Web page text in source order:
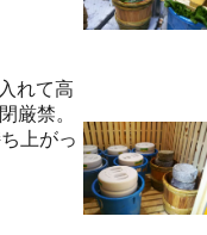
れて高
厳禁。
上がっ